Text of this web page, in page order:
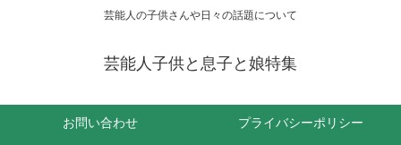
芸能人の子供さんや日々の話題について
芸能人子供と息子と娘特集
お問い合わせ プライバシーポリシー